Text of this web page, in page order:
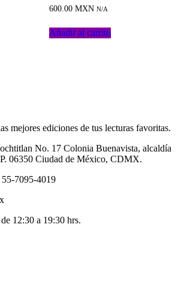
600.00 MXN N/A
Añadir al carrito
mejores ediciones de tus lecturas favoritas.
No. 17 Colonia Buenavista, alcaldía
06350 Ciudad de México, CDMX.
7095-4019
12:30 a 19:30 hrs.